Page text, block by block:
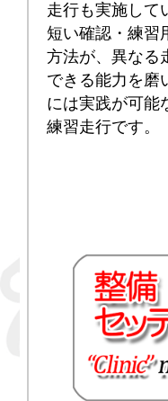
走行も実施して
短い確認・練習
方法が、異なる
できる能力を磨
には実践が可能
練習走行です。